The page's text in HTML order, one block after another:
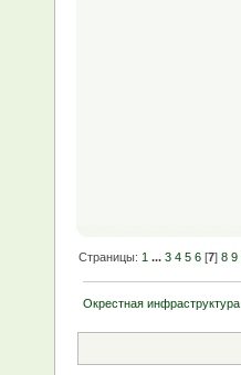
Страницы: 1 ...3 4 5 6 [7]8 9
Окрестная инфраструктура